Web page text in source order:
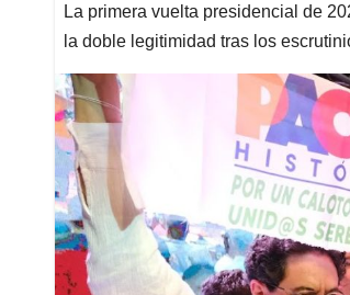
La primera vuelta presidencial de
la doble legitimidad tras los